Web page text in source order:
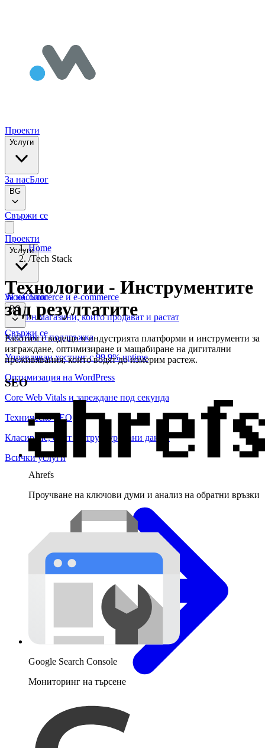
Проекти
Услуги
За насБлог
BG
Свържи се
Проекти
Услуги
WooCommerce и е-commerce
Онлайн магазини, които продават и растат
Хостинг и поддръжка
Управляван хостинг с 99.9% uptime
Оптимизация на WordPress
Core Web Vitals и зареждане под секунда
Техническо SEO
Класиране, одит и структурирани данни
Всички услуги
За насБлог
BG
Свържи се
Home
/Tech Stack
Технологии - Инструментите
зад резултатите
Работим с водещи в индустрията платформи и инструменти за
изграждане, оптимизиране и мащабиране на дигитални
преживявания, които водят до измерим растеж.
SEO
Ahrefs
Проучване на ключови думи и анализ на обратни връзки
Google Search Console
Мониторинг на търсене